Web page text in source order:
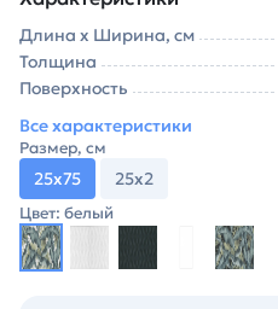
Длина х Ширина, см
Толщина
Поверхность
Все характеристики
Размер, см
25х75 25х2
Цвет: белый